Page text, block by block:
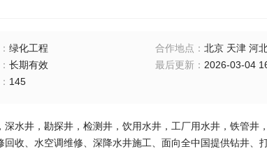
： 绿化工程 合作地点 ： 北京 天津 河
： 长期有效 最后更新： 2026-03-04
： 145
深水井，勘探井，检测井，饮用水井，工厂用水井，铁管
回收、水空调维修、深降水井施工、面向全中国提供钻井